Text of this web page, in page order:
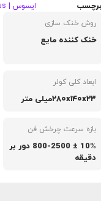
برچسب
ایسوس | Asus
روش خنک سازی
خنک کننده مایع
ابعاد کلی کولر
۲۸۰x۱۴۰x۲۳میلی متر
بازه سرعت چرخش فن
10% ± 800-2500 دور بر
دقیقه